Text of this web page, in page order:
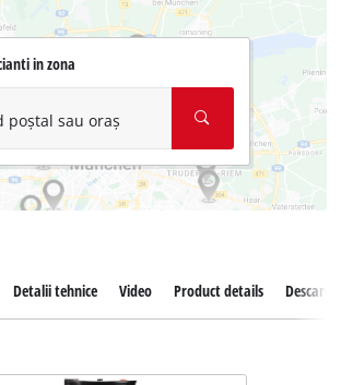
in zona
poștal sau oraș
Detalii tehnice Video Product details